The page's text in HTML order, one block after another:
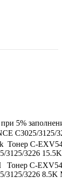
5%
C3025/3125/
Тонер C-
3125/3226
C-
3125/3226 8.5K